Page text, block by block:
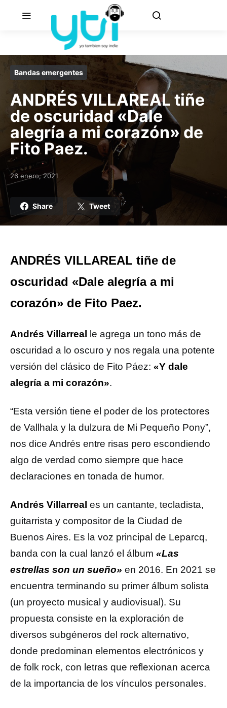
Bandas emergentes
ANDRÉS VILLAREAL tiñe
de oscuridad «Dale
alegría a mi corazón» de
Fito Paez.
Posted on
26 enero, 2021
Share Tweet
ANDRÉS VILLAREAL tiñe de
oscuridad «Dale alegría a mi
corazón» de Fito Paez.
Andrés Villarreal
le agrega un tono más de
oscuridad a lo oscuro y nos regala una potente
versión del clásico de Fito Páez: «Y dale
alegría a mi corazón».
“Esta versión tiene el poder de los protectores
de Vallhala y la dulzura de Mi Pequeño Pony”,
nos dice Andrés entre risas pero escondiendo
algo de verdad como siempre que hace
declaraciones en tonada de humor.
Andrés Villarreal es un cantante, tecladista,
guitarrista y compositor de la Ciudad de
Buenos Aires. Es la voz principal de Leparcq,
banda con la cual lanzó el álbum «Las
estrellas son un sueño» en 2016. En 2021 se
encuentra terminando su primer álbum solista
(un proyecto musical y audiovisual). Su
propuesta consiste en la exploración de
diversos subgéneros del rock alternativo,
donde predominan elementos electrónicos y
de folk rock, con letras que reflexionan acerca
de la importancia de los vínculos personales.